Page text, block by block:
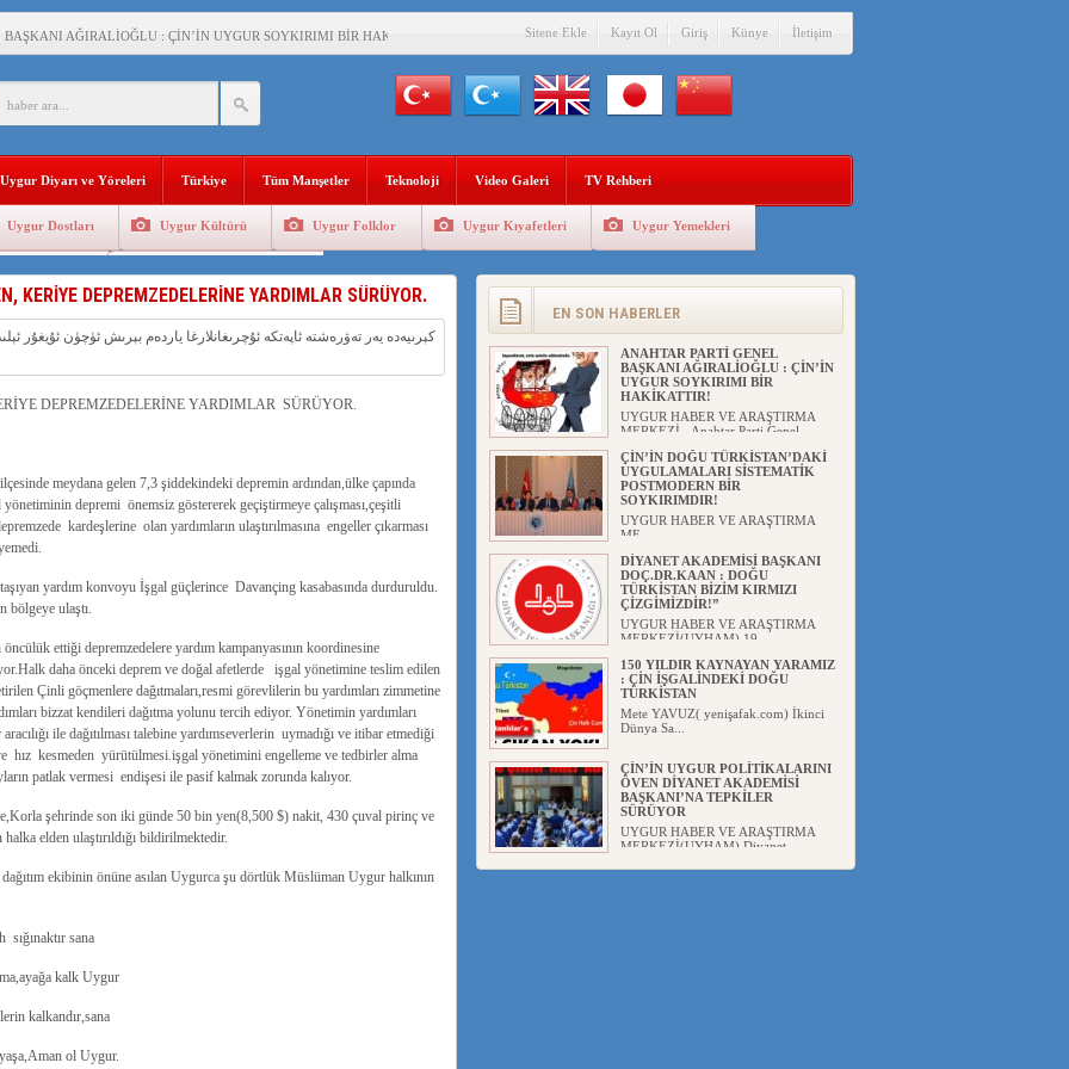
BAŞKANI AĞIRALİOĞLU : ÇİN’İN UYGUR SOYKIRIMI BİR HAKİKATTIR!
UYGULAMALARI SİSTEMATİK POSTMODERN BİR SOYKIRIMDIR!
DOÇ.DR.KAAN : DOĞU TÜRKİSTAN BİZİM KIRMIZI ÇİZGİMİZDİR!”
: ÇİN İŞGALİNDEKİ DOĞU TÜRKİSTAN
ÖVEN DİYANET AKADEMİSİ BAŞKANI’NA TEPKİLER SÜRÜYOR
JİANG’İN TRABZON ZİYARETİ
SULTANI MEHMET”DİZİSİNE GARİP SANSÜR VE HADSIZ İHTAR
EN AZ 143 BİN UYGUR ÇOCUĞU AİLELERİNDEN KOPARDI
Sitene Ekle Kayıt Ol Giriş Künye İletişim
Uygur Diyarı ve Yöreleri Türkiye Tüm Manşetler Teknoloji Video Galeri TV Rehberi
Uygur Dostları Uygur Kültürü Uygur Folklor Uygur Kıyafetleri Uygur Yemekleri
Tip Uygur Geleneksel Sporlar
KERİYE DEPREMZEDELERİNE YARDIMLAR SÜRÜYOR.
DEPREMZEDELERİNE YARDIMLAR SÜRÜYOR.
meydana gelen 7,3 şiddekindeki depremin ardından,ülke çapında
depremi önemsiz göstererek geçiştirmeye çalışması,çeşitli
kardeşlerine olan yardımların ulaştırılmasına engeller çıkarması
yardım konvoyu İşgal güçlerince Davançing kasabasında durduruldu.
bölgeye ulaştı.
ettiği depremzedelere yardım kampanyasının koordinesine
daha önceki deprem ve doğal afetlerde işgal yönetimine teslim edilen
Çinli göçmenlere dağıtmaları,resmi görevlilerin bu yardımları zimmetine
bizzat kendileri dağıtma yolunu tercih ediyor. Yönetimin yardımları
ile dağıtılması talebine yardımseverlerin uymadığı ve itibar etmediği
hız kesmeden yürütülmesi.işgal yönetimini engelleme ve tedbirler alma
patlak vermesi endişesi ile pasif kalmak zorunda kalıyor.
şehrinde son iki günde 50 bin yen(8,500 $) nakit, 430 çuval pirinç ve
elden ulaştırıldığı bildirilmektedir.
ekibinin önüne asılan Uygurca şu dörtlük Müslüman Uygur halkının
sana
kalk Uygur
ol Uygur.
EN SON HABERLER
ANAHTAR PARTİ GENEL
BAŞKANI AĞIRALİOĞLU : ÇİN’İN
UYGUR SOYKIRIMI BİR
HAKİKATTIR!
UYGUR HABER VE ARAŞTIRMA
MERKEZİ Anahtar Parti Genel
ÇİN’İN DOĞU TÜRKİSTAN’DAKİ
UYGULAMALARI SİSTEMATİK
POSTMODERN BİR
SOYKIRIMDIR!
UYGUR HABER VE ARAŞTIRMA
ME...
DİYANET AKADEMİSİ BAŞKANI
DOÇ.DR.KAAN : DOĞU
TÜRKİSTAN BİZİM KIRMIZI
ÇİZGİMİZDİR!”
UYGUR HABER VE ARAŞTIRMA
MERKEZİ(UYHAM) 19...
150 YILDIR KAYNAYAN YARAMIZ
: ÇİN İŞGALİNDEKİ DOĞU
TÜRKİSTAN
Mete YAVUZ( yenişafak.com) İkinci
Dünya Sa...
ÇİN’İN UYGUR POLİTİKALARINI
ÖVEN DİYANET AKADEMİSİ
BAŞKANI’NA TEPKİLER
SÜRÜYOR
UYGUR HABER VE ARAŞTIRMA
MERKEZİ(UYHAM) Diyanet
MHP’DEN URUMÇİ KATLİAMI